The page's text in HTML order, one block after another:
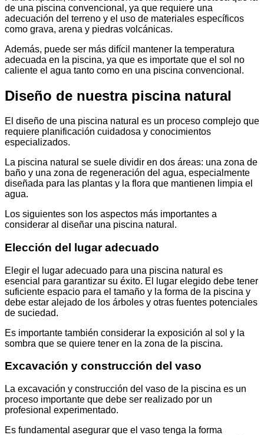
de una piscina convencional, ya que requiere una
adecuación del terreno y el uso de materiales específicos
como grava, arena y piedras volcánicas.
Además, puede ser más difícil mantener la temperatura
adecuada en la piscina, ya que es importate que el sol no
caliente el agua tanto como en una piscina convencional.
Diseño de nuestra piscina natural
El diseño de una piscina natural es un proceso complejo que
requiere planificación cuidadosa y conocimientos
especializados.
La piscina natural se suele dividir en dos áreas: una zona de
baño y una zona de regeneración del agua, especialmente
diseñada para las plantas y la flora que mantienen limpia el
agua.
Los siguientes son los aspectos más importantes a
considerar al diseñar una piscina natural.
Elección del lugar adecuado
Elegir el lugar adecuado para una piscina natural es
esencial para garantizar su éxito. El lugar elegido debe tener
suficiente espacio para el tamaño y la forma de la piscina y
debe estar alejado de los árboles y otras fuentes potenciales
de suciedad.
Es importante también considerar la exposición al sol y la
sombra que se quiere tener en la zona de la piscina.
Excavación y construcción del vaso
La excavación y construcción del vaso de la piscina es un
proceso importante que debe ser realizado por un
profesional experimentado.
Es fundamental asegurar que el vaso tenga la forma